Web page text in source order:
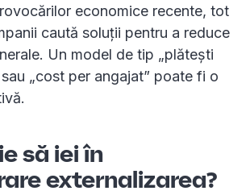
economice recente, tot
caută soluții pentru a reduce
Un model de tip „plătești
„cost per angajat” poate fi o
să iei în
externalizarea?